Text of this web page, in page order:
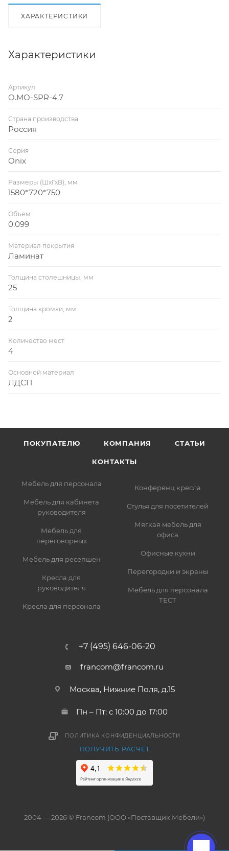
ХАРАКТЕРИСТИКИ
Характеристики
Артикул
O.MO-SPR-4.7
Страна производства
Россия
Серия
Onix
Размеры (ШхГхВ), мм
1580*720*750
Объем
0.099
Материал покрытия
Ламинат
Толщина столешницы, мм
25
Толщина кромки, мм
2
Количество мест
4
Основной материал
ЛДСП
ПОКУПАТЕЛЮ КОМПАНИЯ СТАТЬИ
КОНТАКТЫ
Мебель для персонала
Мебель для кабинета
руководителя
Мебель для
переговорных
Мебель для ресепшен
Кресла для
руководителя
Кресла для персонала
Конференц кресла
Стулья для посетителей
Мягкая мебель для
офиса
Офисные кухни
Перегородки и экраны
Мебель для персонала
ТЕСТ
+7 (495) 646-06-20
francom@francom.ru
Москва, Нижние Поля, д.15
Пн – Пт: с 10:00 до 17:00
ПОЛИТИКА КОНФИДЕНЦИАЛЬНОСТИ
ПОЛУЧИТЬ РАСЧЁТ
2004 — 2026 © Francom (ООО «Поставщик Мебели»)